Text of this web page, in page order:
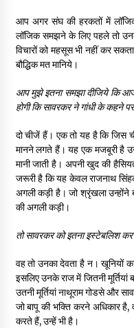
आप अगर संघ की हरकतों में
लॉजिक समझने के लिए पहले तो
विचारों को महसूस भी नहीं कर
बौद्धिक मत मानिये।
आप मुझे इतना समझा दीजिये कि
होगी कि सावरकर ने गांधी के कहने पर
दो चीजें हैं। एक तो यह है कि जिस
मानने लगते हैं। यह एक मजबूरी है
मानी जाती है। अपनी खुद की
जरूरी है कि यह केवल राजनाथ
अगली कड़ी है। जो श्रृंखला उन्होंने
की अगली कड़ी।
तो सावरकर को इतना इस्टेबलिश
वह तो उनका देवता है न। खूनियों
इसलिए उनके राज में जितनी
उतनी मूर्तियां नाथूराम गोडसे और
जो बापू की भक्ति करने अधिकार है,
करते हैं, उन्हें भी है।